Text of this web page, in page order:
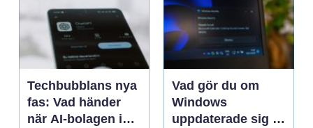
Techbubblans nya
fas: Vad händer
när AI-bolagen inte
Vad gör du om
Windows
uppdaterade sig –